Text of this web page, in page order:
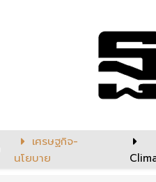
เศรษฐกิจ-
นโยบาย